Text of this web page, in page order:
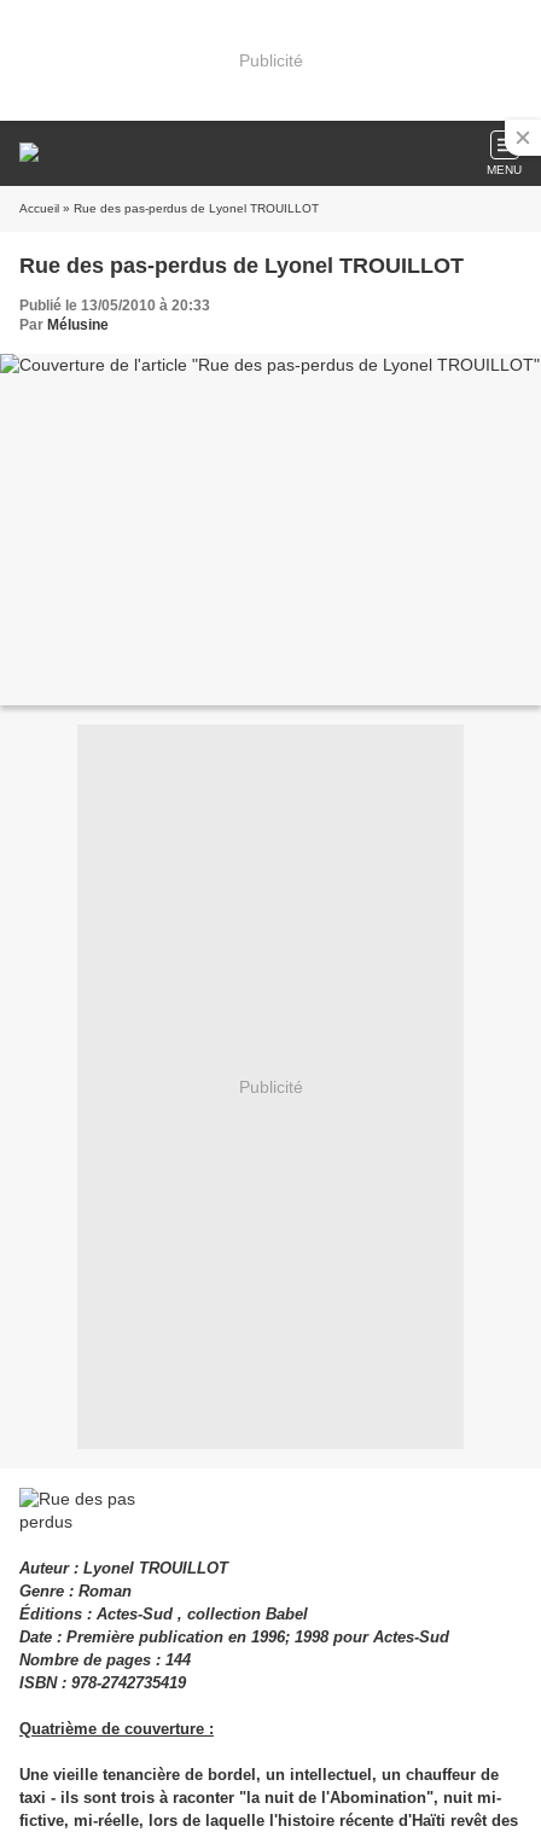
Publicité
MENU
Accueil » Rue des pas-perdus de Lyonel TROUILLOT
Rue des pas-perdus de Lyonel TROUILLOT
Publié le 13/05/2010 à 20:33
Par Mélusine
Publicité
Auteur : Lyonel TROUILLOT
Genre : Roman
Éditions : Actes-Sud , collection Babel
Date : Première publication en 1996; 1998 pour Actes-Sud
Nombre de pages : 144
ISBN : 978-2742735419
Quatrième de couverture :
Une vieille tenancière de bordel, un intellectuel, un chauffeur de
taxi - ils sont trois à raconter "la nuit de l'Abomination", nuit mi-
fictive, mi-réelle, lors de laquelle l'histoire récente d'Haïti revêt des